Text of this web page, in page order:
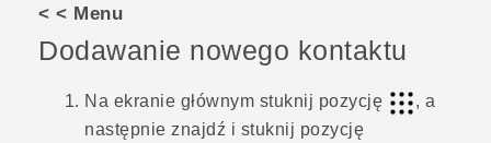
POMOC TECHNICZNA
< < Menu
Dodawanie nowego kontaktu
Na ekranie głównym stuknij pozycję
, a
następnie znajdź i stuknij pozycję